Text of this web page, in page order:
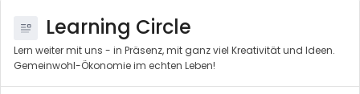
Learning Circle
Lern weiter mit uns - in Präsenz, mit ganz viel Kreativität und Ideen.
Gemeinwohl-Ökonomie im echten Leben!